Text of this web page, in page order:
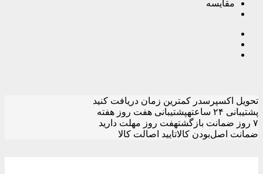
مقایسه
تحویل اکسپرسدر کمترین زمان دریافت کنید
پشتیبانی ۲۴ ساعته
پشتیبانی هفت روز هفته
۷ روز ضمانت بازگشت
هفت روز مهلت دارید
ضمانت اصل‌بودن کالاتایید اصالت کالا